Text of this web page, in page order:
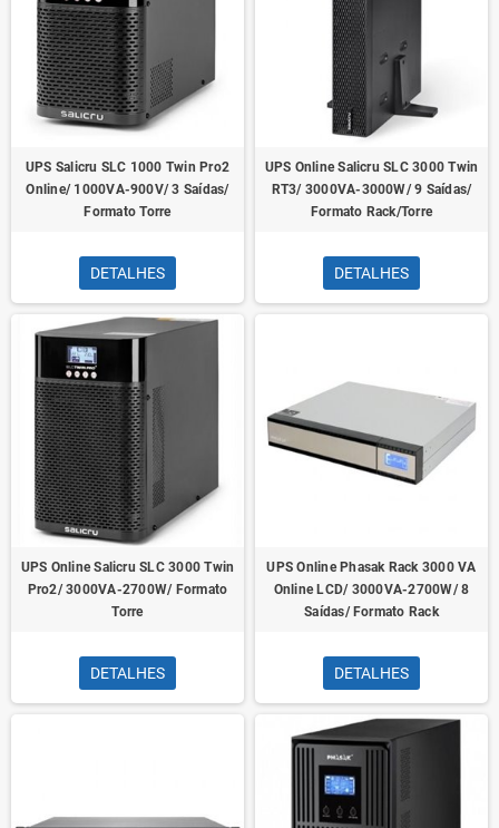
UPS Salicru SLC 1000 Twin Pro2
Online/ 1000VA-900V/ 3 Saídas/
Formato Torre
DETALHES
UPS Online Salicru SLC 3000 Twin
RT3/ 3000VA-3000W/ 9 Saídas/
Formato Rack/Torre
DETALHES
UPS Online Salicru SLC 3000 Twin
Pro2/ 3000VA-2700W/ Formato
Torre
DETALHES
UPS Online Phasak Rack 3000 VA
Online LCD/ 3000VA-2700W/ 8
Saídas/ Formato Rack
DETALHES